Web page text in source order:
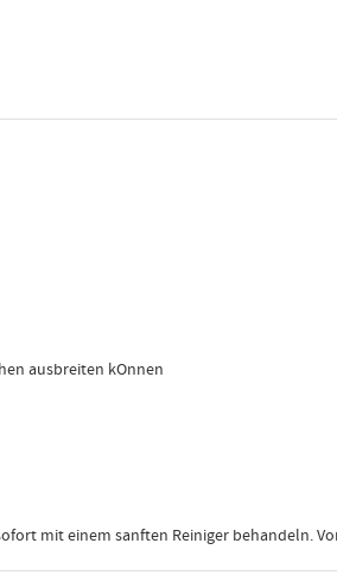
ausbreiten kOnnen
mit einem sanften Reiniger behandeln.